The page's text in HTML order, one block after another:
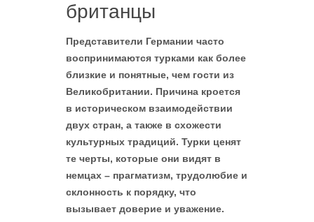
британцы
Представители Германии часто
воспринимаются турками как более
близкие и понятные, чем гости из
Великобритании. Причина кроется
в историческом взаимодействии
двух стран, а также в схожести
культурных традиций. Турки ценят
те черты, которые они видят в
немцах – прагматизм, трудолюбие и
склонность к порядку, что
вызывает доверие и уважение.